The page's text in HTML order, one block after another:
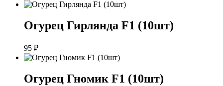
Огурец Гирлянда F1 (10шт)
95 ₽
Огурец Гномик F1 (10шт)